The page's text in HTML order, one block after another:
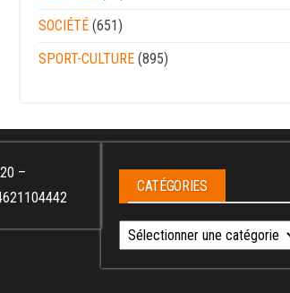
SOCIÉTÉ (651)
SPORT-CULTURE (895)
–
CATÉGORIES
Catégories